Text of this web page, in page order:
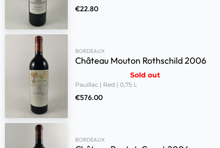
€22.80
BORDEAUX
Château Mouton Rothschild 2006
Sold out
Pauillac | Red | 0,75 L
€576.00
BORDEAUX